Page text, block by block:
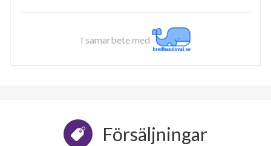
I samarbete med
Försäljningar